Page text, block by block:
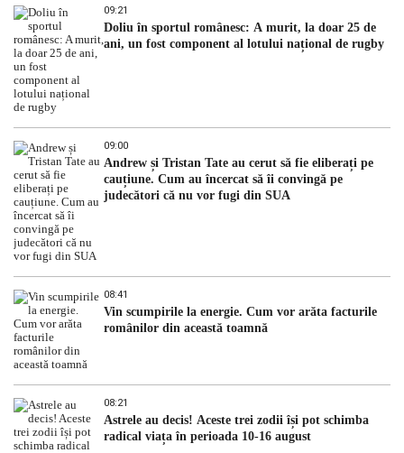
09:21
Doliu în sportul românesc: A murit, la doar 25 de
ani, un fost component al lotului național de rugby
09:00
Andrew și Tristan Tate au cerut să fie eliberați pe
cauțiune. Cum au încercat să îi convingă pe
judecători că nu vor fugi din SUA
08:41
Vin scumpirile la energie. Cum vor arăta facturile
românilor din această toamnă
08:21
Astrele au decis! Aceste trei zodii își pot schimba
radical viața în perioada 10-16 august